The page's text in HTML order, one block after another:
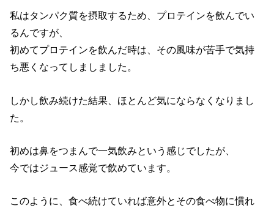
私はタンパク質を摂取するため、プロテインを飲んでい
るんですが、
初めてプロテインを飲んだ時は、その風味が苦手で気持
ち悪くなってしましました。
しかし飲み続けた結果、ほとんど気にならなくなりまし
た。
初めは鼻をつまんで一気飲みという感じでしたが、
今ではジュース感覚で飲めています。
このように、食べ続けていれば意外とその食べ物に慣れ